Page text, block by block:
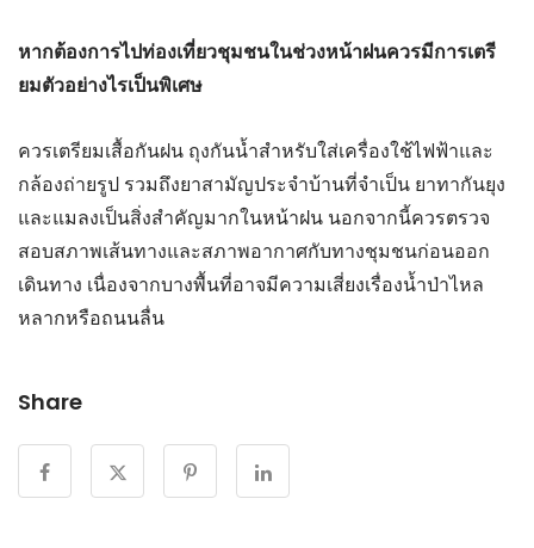
หากต้องการไปท่องเที่ยวชุมชนในช่วงหน้าฝนควรมีการเตรี
ยมตัวอย่างไรเป็นพิเศษ
ควรเตรียมเสื้อกันฝน ถุงกันน้ำสำหรับใส่เครื่องใช้ไฟฟ้าและ
กล้องถ่ายรูป รวมถึงยาสามัญประจำบ้านที่จำเป็น ยาทากันยุง
และแมลงเป็นสิ่งสำคัญมากในหน้าฝน นอกจากนี้ควรตรวจ
สอบสภาพเส้นทางและสภาพอากาศกับทางชุมชนก่อนออก
เดินทาง เนื่องจากบางพื้นที่อาจมีความเสี่ยงเรื่องน้ำป่าไหล
หลากหรือถนนลื่น
Share